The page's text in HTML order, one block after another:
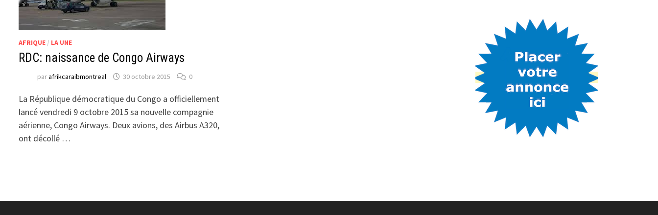
AFRIQUE / LA UNE
RDC: naissance de Congo Airways
parafrikcaraibmontreal 30 octobre 2015 0
La République démocratique du Congo a officiellement
lancé vendredi 9 octobre 2015 sa nouvelle compagnie
aérienne, Congo Airways. Deux avions, des Airbus A320,
ont décollé …